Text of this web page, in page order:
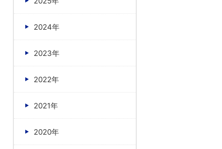
2024年
2023年
2022年
2021年
2020年